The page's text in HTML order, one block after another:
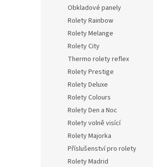
Obkladové panely
Rolety Rainbow
Rolety Melange
Rolety City
Thermo rolety reflex
Rolety Prestige
Rolety Deluxe
Rolety Colours
Rolety Den a Noc
Rolety volně visící
Rolety Majorka
Příslušenství pro rolety
Rolety Madrid